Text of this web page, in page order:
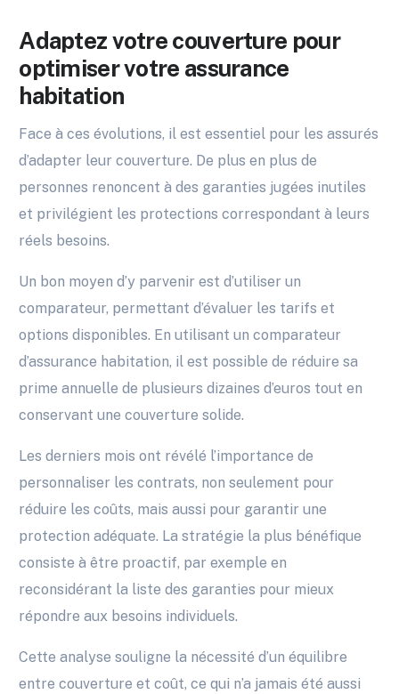
Adaptez votre couverture pour
optimiser votre assurance
habitation
Face à ces évolutions, il est essentiel pour les assurés
d’adapter leur couverture. De plus en plus de
personnes renoncent à des garanties jugées inutiles
et privilégient les protections correspondant à leurs
réels besoins.
Un bon moyen d’y parvenir est d’utiliser un
comparateur, permettant d’évaluer les tarifs et
options disponibles. En utilisant un comparateur
d’assurance habitation, il est possible de réduire sa
prime annuelle de plusieurs dizaines d’euros tout en
conservant une couverture solide.
Les derniers mois ont révélé l’importance de
personnaliser les contrats, non seulement pour
réduire les coûts, mais aussi pour garantir une
protection adéquate. La stratégie la plus bénéfique
consiste à être proactif, par exemple en
reconsidérant la liste des garanties pour mieux
répondre aux besoins individuels.
Cette analyse souligne la nécessité d’un équilibre
entre couverture et coût, ce qui n’a jamais été aussi